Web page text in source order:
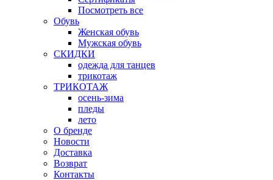
Посмотреть все
Обувь
Женская обувь
Мужская обувь
СКИДКИ
одежда для танцев
трикотаж
ТРИКОТАЖ
осень-зима
пледы
лето
О бренде
Новости
Доставка
Возврат
Контакты